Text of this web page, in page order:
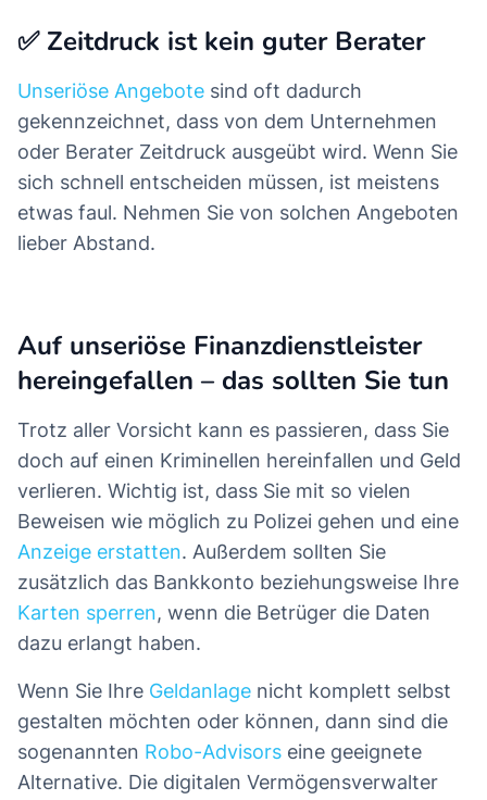
✅ Zeitdruck ist kein guter Berater
Unseriöse Angebote sind oft dadurch
gekennzeichnet, dass von dem Unternehmen
oder Berater Zeitdruck ausgeübt wird. Wenn Sie
sich schnell entscheiden müssen, ist meistens
etwas faul. Nehmen Sie von solchen Angeboten
lieber Abstand.
Auf unseriöse Finanzdienstleister
hereingefallen – das sollten Sie tun
Trotz aller Vorsicht kann es passieren, dass Sie
doch auf einen Kriminellen hereinfallen und Geld
verlieren. Wichtig ist, dass Sie mit so vielen
Beweisen wie möglich zu Polizei gehen und eine
Anzeige erstatten. Außerdem sollten Sie
zusätzlich das Bankkonto beziehungsweise Ihre
Karten sperren, wenn die Betrüger die Daten
dazu erlangt haben.
Wenn Sie Ihre Geldanlage nicht komplett selbst
gestalten möchten oder können, dann sind die
sogenannten Robo-Advisors eine geeignete
Alternative. Die digitalen Vermögensverwalter